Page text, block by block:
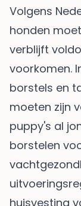
Volgens
honden
verblijft
voorkomen.
borstels en
moeten zijn
puppy's al
borstelen
huisvesting